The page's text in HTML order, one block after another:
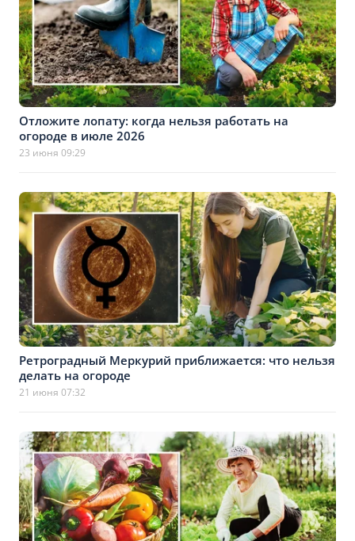
Отложите лопату: когда нельзя работать на
огороде в июле 2026
23 июня 09:29
Ретроградный Меркурий приближается: что нельзя
делать на огороде
21 июня 07:32